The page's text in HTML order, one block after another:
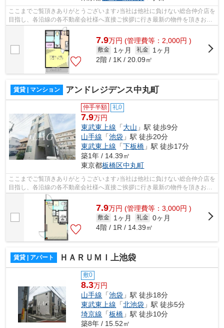
ここまでご覧頂きありがとうございます♪当社は他社に負けない総合仲介店を
目指し、各沿線の各不動産会社様へ直接ご挨拶に行き最新の物件を頂きお客
様へ提供しております！最新の情報は...
7.9万円 (管理費等：2,000円 )
敷金 1ヶ月 礼金
1ヶ月
2階 / 1K / 20.09㎡
賃貸 | マンション アンドレジデンス中丸町
仲手半額 礼0
7.9万円
東武東上線 「大山 」駅 徒歩9分
山手線 「池袋 」駅 徒歩20分
東武東上線 「下板橋 」駅 徒歩17分
築1年 / 14.39㎡
東京都板橋区中丸町
ここまでご覧頂きありがとうございます♪当社は他社に負けない総合仲介店を
目指し、各沿線の各不動産会社様へ直接ご挨拶に行き最新の物件を頂きお客
様へ提供しております！最新の情報は...
7.9万円 (管理費等：3,000円 )
敷金 1ヶ月 礼金 0ヶ月
4階 / 1R / 14.39㎡
賃貸 | アパート ＨＡＲＵＭＩ上池袋
敷0
8.3万円
山手線 「池袋 」駅 徒歩18分
東武東上線 「北池袋 」駅 徒歩5分
埼京線 「板橋 」駅 徒歩10分
築8年 / 15.52㎡